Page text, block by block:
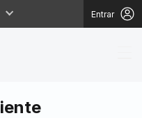
Entrar